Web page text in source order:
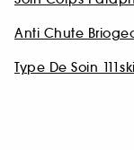
Anti Chute
Type De Soin